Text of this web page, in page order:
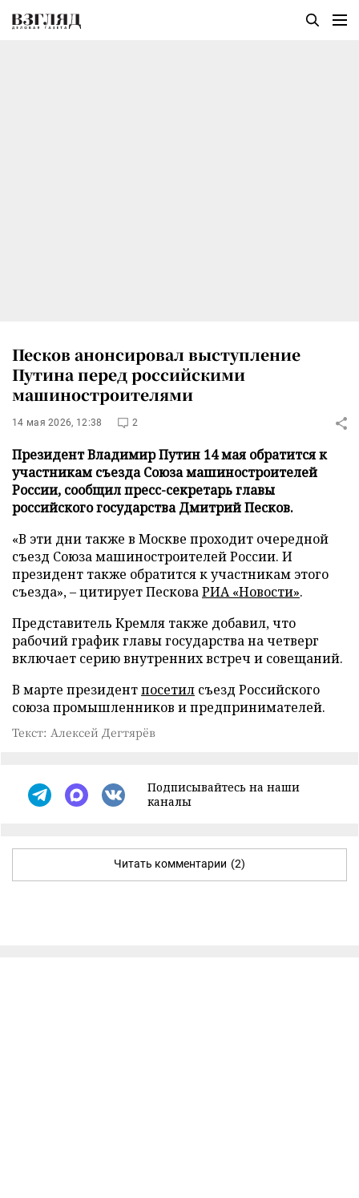
Песков анонсировал выступление
Путина перед российскими
машиностроителями
14 мая 2026, 12:38 2
Президент Владимир Путин 14 мая обратится к
участникам съезда Союза машиностроителей
России, сообщил пресс-секретарь главы
российского государства Дмитрий Песков.
«В эти дни также в Москве проходит очередной
съезд Союза машиностроителей России. И
президент также обратится к участникам этого
съезда», – цитирует ПесковаРИА «Новости».
Представитель Кремля также добавил, что
рабочий график главы государства на четверг
включает серию внутренних встреч и совещаний.
В марте президентпосетил съезд Российского
союза промышленников и предпринимателей.
Текст: Алексей Дегтярёв
Подписывайтесь на наши
каналы
Читать комментарии (2)